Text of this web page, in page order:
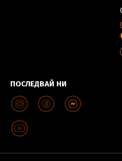
ПОСЛЕДВАЙ НИ